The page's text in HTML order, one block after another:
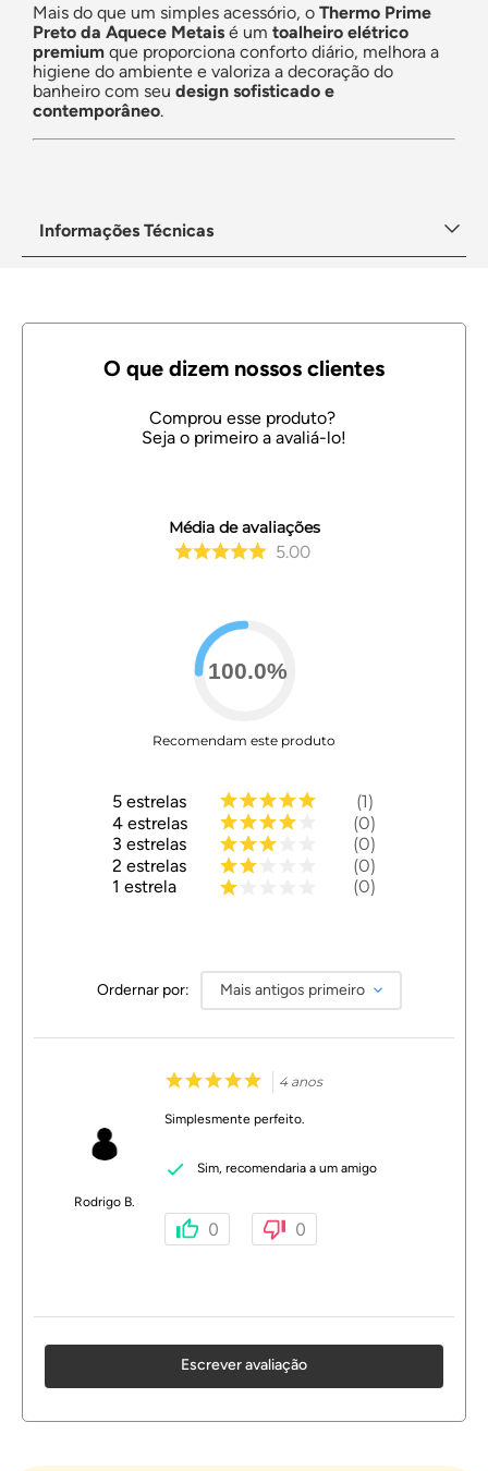
Mais do que um simples acessório, o Thermo Prime
Preto da Aquece Metais é um toalheiro elétrico
premium que proporciona conforto diário, melhora a
higiene do ambiente e valoriza a decoração do
banheiro com seu design sofisticado e
contemporâneo.
Informações Técnicas
Média de avaliações
5.00
100.0%
Recomendam este produto
5 estrelas
4 estrelas
3 estrelas
2 estrelas
1 estrela
1
0
0
0
0
Ordernar por: Mais antigos primeiro
Rodrigo B.
4 anos
Simplesmente perfeito.
Sim, recomendaria a um amigo
0 0
Escrever avaliação